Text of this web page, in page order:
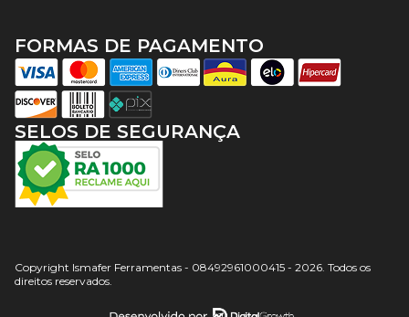
SELOS DE SEGURANÇA
FORMAS DE PAGAMENTO
Copyright Ismafer Ferramentas - 08492961000415 - 2026. Todos os
direitos reservados.